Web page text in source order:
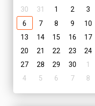
30
31 1 2 3
6
7 8 9 10
13
14 15 16 17
20
21 22 23 24
27
28 29 30 1
4
5 6 7 8